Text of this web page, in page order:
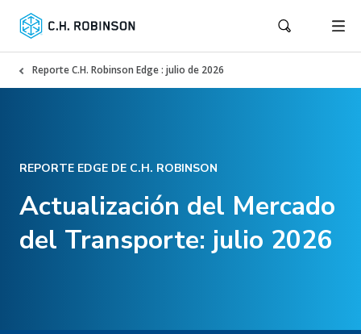
Reporte C.H. Robinson Edge : julio de 2026
REPORTE EDGE DE C.H. ROBINSON
Actualización del Mercado
del Transporte: julio 2026